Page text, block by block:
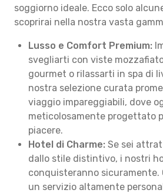
soggiorno ideale. Ecco solo
scoprirai nella nostra vasta
Lusso e Comfort Premium:
svegliarti con viste
gourmet o rilassarti in spa di
nostra selezione curata
viaggio impareggiabili, dove
meticolosamente progettato
piacere.
Hotel di Charme: Se sei
dallo stile distintivo, i nostri
conquisteranno sicuramente.
un servizio altamente